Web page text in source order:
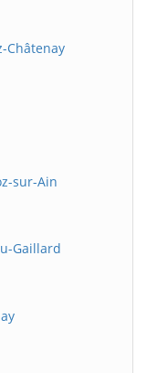
Châtenay
sur-Ain
Gaillard